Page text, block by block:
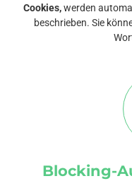
Cookies,werden
beschrieben. Sie
Blocking-